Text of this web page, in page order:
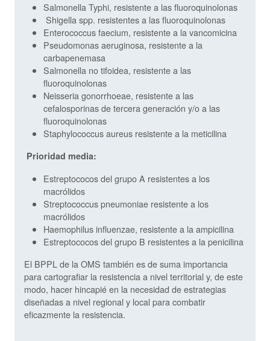
Salmonella Typhi, resistente a las fluoroquinolonas
Shigella spp. resistentes a las fluoroquinolonas
Enterococcus faecium, resistente a la vancomicina
Pseudomonas aeruginosa, resistente a la
carbapenemasa
Salmonella no tifoidea, resistente a las
fluoroquinolonas
Neisseria gonorrhoeae, resistente a las
cefalosporinas de tercera generación y/o a las
fluoroquinolonas
Staphylococcus aureus resistente a la meticilina
Prioridad media:
Estreptococos del grupo A resistentes a los
macrólidos
Streptococcus pneumoniae resistente a los
macrólidos
Haemophilus influenzae, resistente a la ampicilina
Estreptococos del grupo B resistentes a la penicilina
El BPPL de la OMS también es de suma importancia
para cartografiar la resistencia a nivel territorial y, de este
modo, hacer hincapié en la necesidad de estrategias
diseñadas a nivel regional y local para combatir
eficazmente la resistencia.